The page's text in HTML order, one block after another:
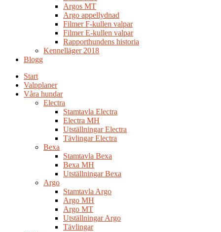
Argos MT
Argo appellydnad
Filmer F-kullen valpar
Filmer E-kullen valpar
Rapporthundens historia
Kennelläger 2018
Blogg
Start
Valpplaner
Våra hundar
Electra
Stamtavla Electra
Electra MH
Utställningar Electra
Tävlingar Electra
Bexa
Stamtavla Bexa
Bexa MH
Utställningar Bexa
Argo
Stamtavla Argo
Argo MH
Argo MT
Utställningar Argo
Tävlingar